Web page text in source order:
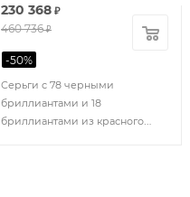
Серьги с 78 черными
бриллиантами и 18
бриллиантами из красного
230 368 ₽
460 736₽
-50%